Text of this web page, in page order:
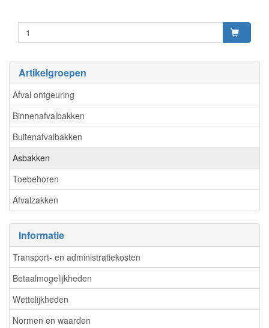
Artikelgroepen
Afval ontgeuring
Binnenafvalbakken
Buitenafvalbakken
Asbakken
Toebehoren
Afvalzakken
Informatie
Transport- en administratiekosten
Betaalmogelijkheden
Wettelijkheden
Normen en waarden